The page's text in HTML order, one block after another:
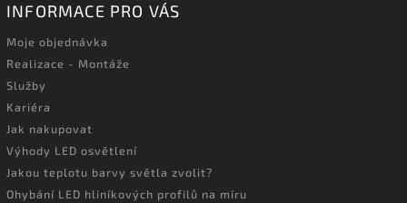
INFORMACE PRO VÁS
Moje objednávka
Realizace - Montáže
Služby
Kariéra
Jak nakupovat
Výhody LED osvětlení
Jakou teplotu barvy světla zvolit?
Ohybání LED hliníkových profilů na míru